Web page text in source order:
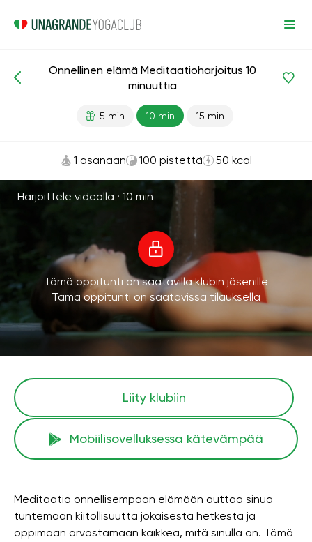
Meditaatiot ja hengitys Onnellisuus
Onnellinen elämä Meditaatioharjoitus 10
minuuttia
5 min 10 min 15 min
1 asanaan 100 pistettä 50 kcal
Harjoittele videolla · 10 min
Tämä oppitunti on saatavilla klubin jäsenille
Tämä oppitunti on saatavissa tilauksella
Liity klubiin
Mobiilisovelluksessa kätevämpää
Meditaatio onnellisempaan elämään auttaa sinua
tuntemaan kiitollisuutta jokaisesta hetkestä ja
oppimaan arvostamaan kaikkea, mitä sinulla on. Tämä